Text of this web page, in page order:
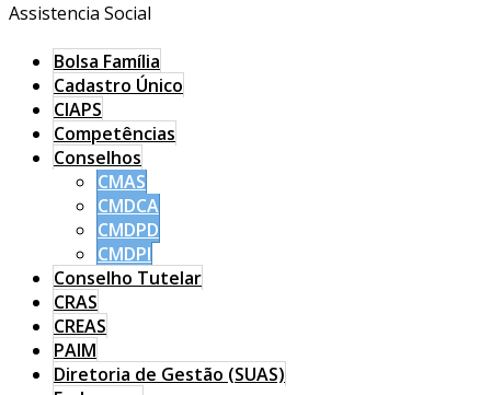
Assistencia Social
Bolsa Família
Cadastro Único
CIAPS
Competências
Conselhos
CMAS
CMDCA
CMDPD
CMDPI
Conselho Tutelar
CRAS
CREAS
PAIM
Diretoria de Gestão (SUAS)